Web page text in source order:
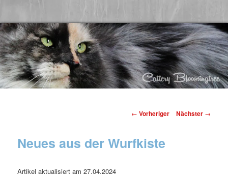
Beitragsnavigation
← Vorheriger Nächster →
Neues aus der Wurfkiste
Artikel aktualisiert am 27.04.2024